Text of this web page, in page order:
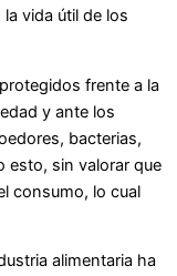
vida útil de los
frente a la
y ante los
bacterias,
esto, sin valorar que
consumo, lo cual
alimentaria ha